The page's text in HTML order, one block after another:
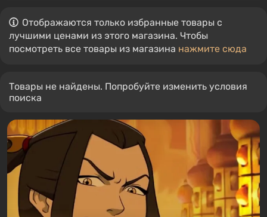
Отображаются только избранные товары с
лучшими ценами из этого магазина. Чтобы
посмотреть все товары из магазина нажмите сюда
Товары не найдены. Попробуйте изменить условия
поиска